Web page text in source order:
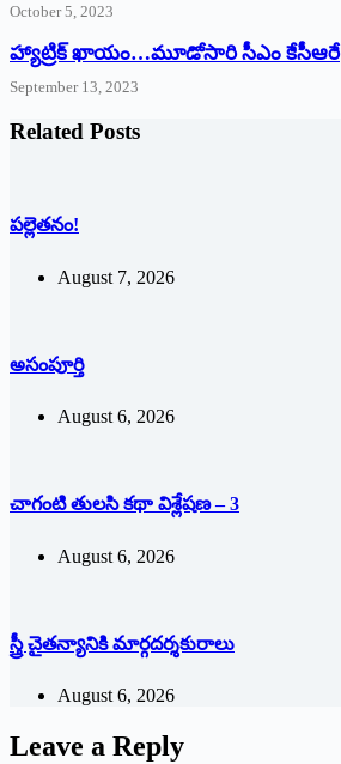
October 5, 2023
హ్యాట్రిక్‌ ‌ఖాయం…మూడోసారి సీఎం కేసీఆరే
September 13, 2023
Related Posts
పల్లెతనం!
August 7, 2026
అసంపూర్తి
August 6, 2026
చాగంటి తులసి కథా విశ్లేషణ – 3
August 6, 2026
స్త్రీ చైతన్యానికి మార్గదర్శకురాలు
August 6, 2026
Leave a Reply